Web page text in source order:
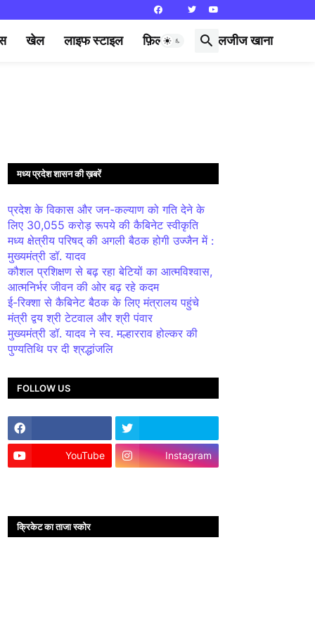
खेल लाइफ स्टाइल फ़िल्मी दुनिया लजीज खाना
मध्य प्रदेश शासन की ख़बरें
प्रदेश के विकास और जन-कल्याण को गति देने के
लिए 30,055 करोड़ रूपये की कैबिनेट स्वीकृति
मध्य क्षेत्रीय परिषद् की अगली बैठक होगी उज्जैन में :
मुख्यमंत्री डॉ. यादव
कौशल प्रशिक्षण से बढ़ रहा बेटियों का आत्मविश्वास,
आत्मनिर्भर जीवन की ओर बढ़ रहे कदम
ई-रिक्शा से कैबिनेट बैठक के लिए मंत्रालय पहुंचे
मंत्री द्वय श्री टेटवाल और श्री पंवार
मुख्यमंत्री डॉ. यादव ने स्व. मल्हारराव होल्कर की
पुण्यतिथि पर दी श्रद्धांजलि
FOLLOW US
YouTube Instagram
क्रिकेट का ताजा स्कोर